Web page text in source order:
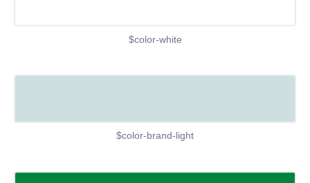
$color-white
$color-brand-light